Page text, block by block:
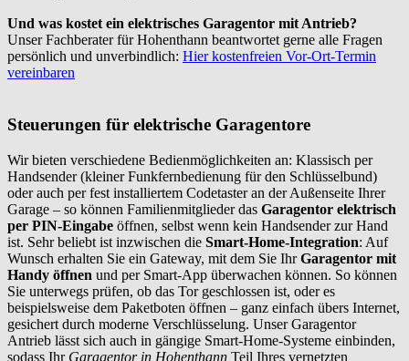
Und was kostet ein elektrisches Garagentor mit Antrieb?
Unser Fachberater für Hohenthann beantwortet gerne alle Fragen
persönlich und unverbindlich: Hier kostenfreien Vor-Ort-Termin
vereinbaren
Steuerungen für elektrische Garagentore
Wir bieten verschiedene Bedienmöglichkeiten an: Klassisch per
Handsender (kleiner Funkfernbedienung für den Schlüsselbund)
oder auch per fest installiertem Codetaster an der Außenseite Ihrer
Garage – so können Familienmitglieder das Garagentor elektrisch
per PIN-Eingabe öffnen, selbst wenn kein Handsender zur Hand
ist. Sehr beliebt ist inzwischen die Smart-Home-Integration: Auf
Wunsch erhalten Sie ein Gateway, mit dem Sie IhrGaragentor mit
Handy öffnen und per Smart-App überwachen können. So können
Sie unterwegs prüfen, ob das Tor geschlossen ist, oder es
beispielsweise dem Paketboten öffnen – ganz einfach übers Internet,
gesichert durch moderne Verschlüsselung. Unser Garagentor
Antrieb lässt sich auch in gängige Smart-Home-Systeme einbinden,
sodass Ihr Garagentor in Hohenthann Teil Ihres vernetzten